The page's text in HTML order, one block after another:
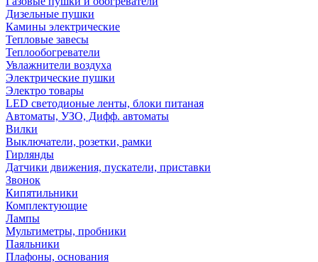
Дизельные пушки
Камины электрические
Тепловые завесы
Теплообогреватели
Увлажнители воздуха
Электрические пушки
Электро товары
LED светодионые ленты, блоки питаная
Автоматы, УЗО, Дифф. автоматы
Вилки
Выключатели, розетки, рамки
Гирлянды
Датчики движения, пускатели, приставки
Звонок
Кипятильники
Комплектующие
Лампы
Мультиметры, пробники
Паяльники
Плафоны, основания